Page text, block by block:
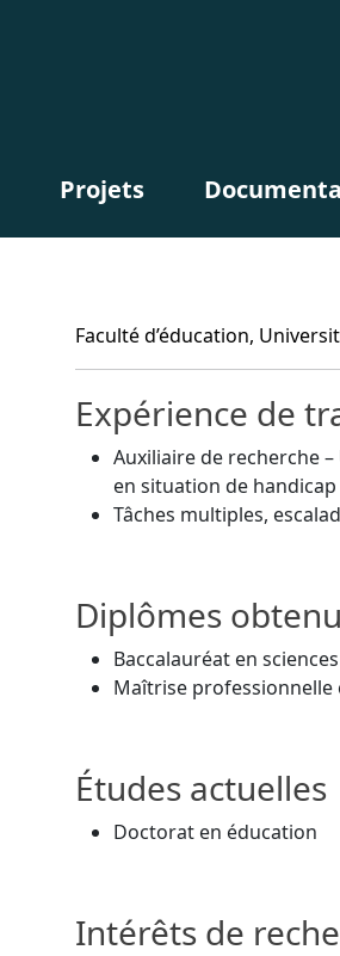
Projets
Faculté d’éducation,
Expérience de
Auxiliaire de recherche
en situation de handicap
Tâches multiples,
Diplômes
Baccalauréat en
Maîtrise professionnelle
Études actuelles
Doctorat en éducation
Intérêts de